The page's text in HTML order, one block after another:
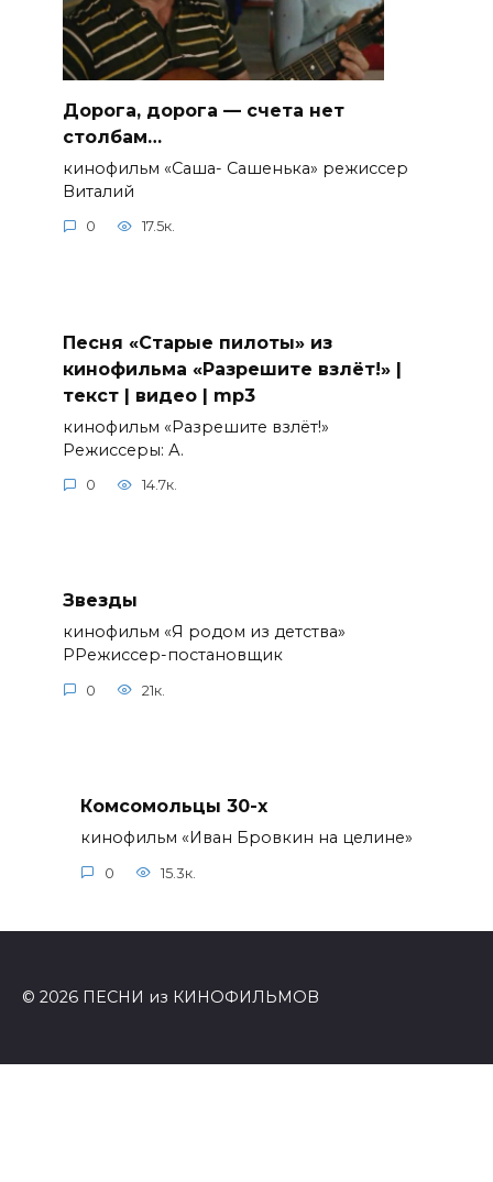
Дорога, дорога — счета нет
столбам…
кинофильм «Саша- Сашенька» режиссер
Виталий
0 17.5к.
Песня «Старые пилоты» из
кинофильма «Разрешите взлёт!» |
текст | видео | mp3
кинофильм «Разрешите взлёт!»
Режиссеры: А.
0 14.7к.
Звезды
кинофильм «Я родом из детства»
РРежиссер-постановщик
0 21к.
Комсомольцы 30-x
кинофильм «Иван Бровкин на целине»
0 15.3к.
© 2026 ПЕСНИ из КИНОФИЛЬМОВ